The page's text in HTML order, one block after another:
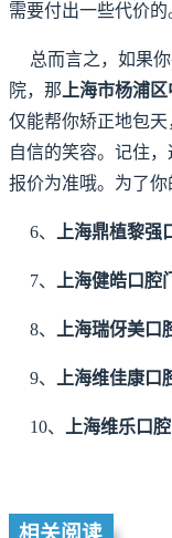
需要付出一些代价的
总而言之，如果
院，那 上海市杨浦
仅能帮你矫正地包
自信的笑容。记住
报价为准哦。为了你
6、 上海鼎植黎强
7、 上海健皓口腔
8、 上海瑞伢美口
9、 上海维佳康口
10、 上海维乐口